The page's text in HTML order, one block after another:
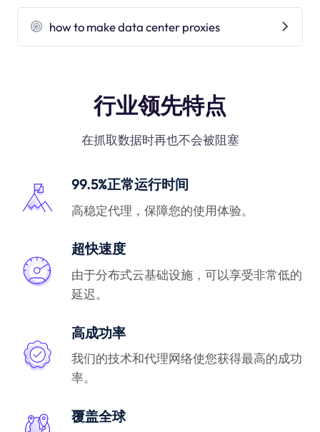
how to make data center proxies
行业领先特点
在抓取数据时再也不会被阻塞
99.5%正常运行时间
高稳定代理，保障您的使用体验。
超快速度
由于分布式云基础设施，可以享受非常低的
延迟。
高成功率
我们的技术和代理网络使您获得最高的成功
率。
覆盖全球